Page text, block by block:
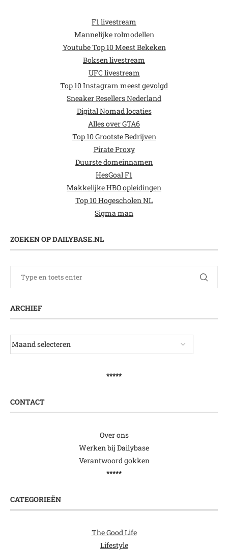
F1 livestream
Mannelijke rolmodellen
Youtube Top 10 Meest Bekeken
Boksen livestream
UFC livestream
Top 10 Instagram meest gevolgd
Sneaker Resellers Nederland
Digital Nomad locaties
Alles over GTA6
Top 10 Grootste Bedrijven
Pirate Proxy
Duurste domeinnamen
HesGoal F1
Makkelijke HBO opleidingen
Top 10 Hogescholen NL
Sigma man
ZOEKEN OP DAILYBASE.NL
ARCHIEF
*****
CONTACT
Over ons
Werken bij Dailybase
Verantwoord gokken
*****
CATEGORIEËN
The Good Life
Lifestyle